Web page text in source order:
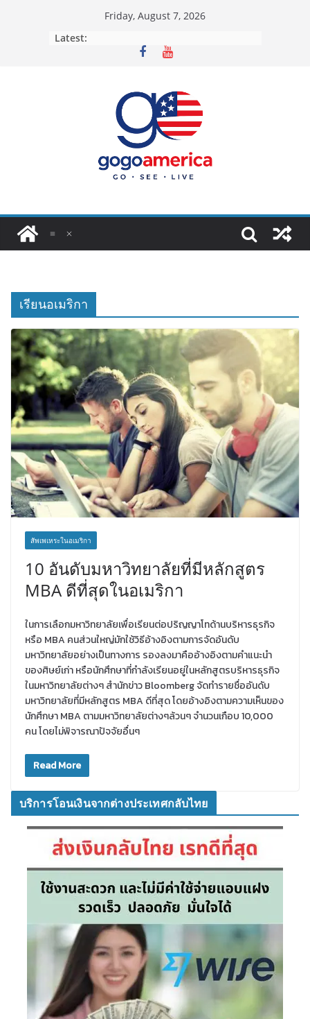
Friday, August 7, 2026
Latest:
เรียนอเมริกา
สัพเพเหระในอเมริกา
10 อันดับมหาวิทยาลัยที่มีหลักสูตร
MBA ดีที่สุดในอเมริกา
ในการเลือกมหาวิทยาลัยเพื่อเรียนต่อปริญญาโทด้านบริหารธุรกิจ
หรือ MBA คนส่วนใหญ่มักใช้วิธีอ้างอิงตามการจัดอันดับ
มหาวิทยาลัยอย่างเป็นทางการ รองลงมาคืออ้างอิงตามคำแนะนำ
ของศิษย์เก่า หรือนักศึกษาที่กำลังเรียนอยู่ในหลักสูตรบริหารธุรกิจ
ในมหาวิทยาลัยต่างๆ สำนักข่าว Bloomberg จัดทำรายชื่ออันดับ
มหาวิทยาลัยที่มีหลักสูตร MBA ดีที่สุด โดยอ้างอิงตามความเห็นของ
นักศึกษา MBA ตามมหาวิทยาลัยต่างๆล้วนๆ จำนวนเกือบ 10,000
คน โดยไม่พิจารณาปัจจัยอื่นๆ
Read More
บริการโอนเงินจากต่างประเทศกลับไทย